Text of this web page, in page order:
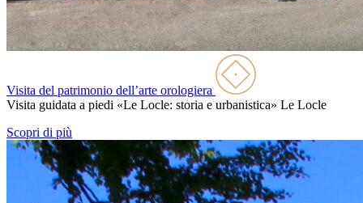
Visita del patrimonio dell’arte orologiera
Visita guidata a piedi «Le Locle: storia e urbanistica» Le Locle
Scopri di più